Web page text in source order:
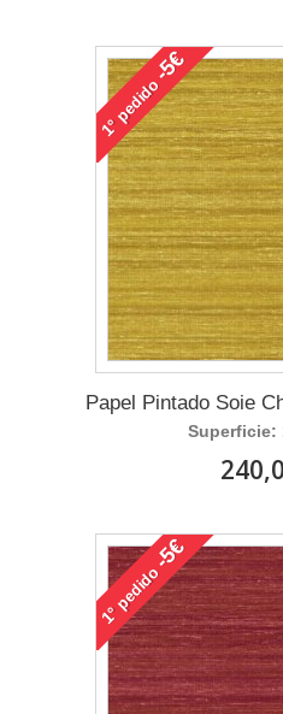
1°
pedido
-5€
Papel Pintado Soie
Superficie:
1°
pedido
-5€